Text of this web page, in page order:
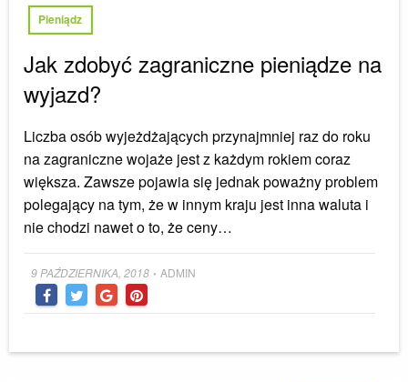
Pieniądz
Jak zdobyć zagraniczne pieniądze na
wyjazd?
Liczba osób wyjeżdżających przynajmniej raz do roku
na zagraniczne wojaże jest z każdym rokiem coraz
większa. Zawsze pojawia się jednak poważny problem
polegający na tym, że w innym kraju jest inna waluta i
nie chodzi nawet o to, że ceny…
Posted
on
9 PAŹDZIERNIKA, 2018 • ADMIN